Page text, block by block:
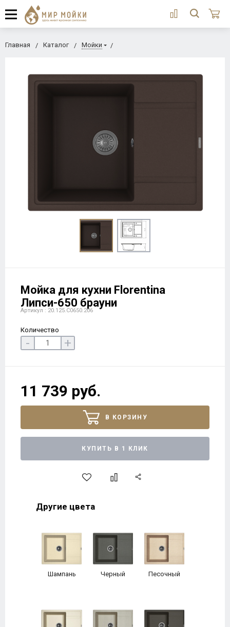
Главная Каталог Мойки
Мойка для кухни Florentina
Липси-650 брауни
Артикул : 20.125.C0650.206
Количество
- +
11 739 руб.
В КОРЗИНУ
КУПИТЬ В 1 КЛИК
Другие цвета
Шампань Черный Песочный